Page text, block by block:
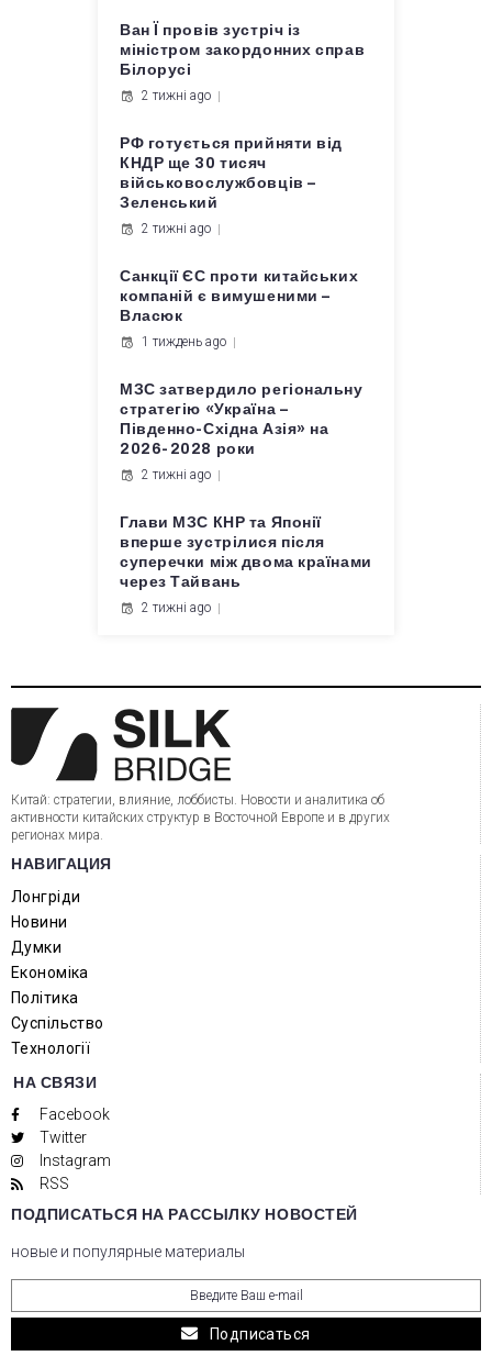
Ван Ї провів зустріч із
міністром закордонних справ
Білорусі
2 тижні ago
РФ готується прийняти від
КНДР ще 30 тисяч
військовослужбовців –
Зеленський
2 тижні ago
Санкції ЄС проти китайських
компаній є вимушеними –
Власюк
1 тиждень ago
МЗС затвердило регіональну
стратегію «Україна –
Південно-Східна Азія» на
2026-2028 роки
2 тижні ago
Глави МЗС КНР та Японії
вперше зустрілися після
суперечки між двома країнами
через Тайвань
2 тижні ago
Китай: стратегии, влияние, лоббисты. Новости и аналитика об
активности китайских структур в Восточной Европе и в других
регионах мира.
НАВИГАЦИЯ
Лонгріди
Новини
Думки
Економіка
Політика
Суспільство
Технології
НА СВЯЗИ
Facebook
Twitter
Instagram
RSS
ПОДПИСАТЬСЯ НА РАССЫЛКУ НОВОСТЕЙ
новые и популярные материалы
Подписаться